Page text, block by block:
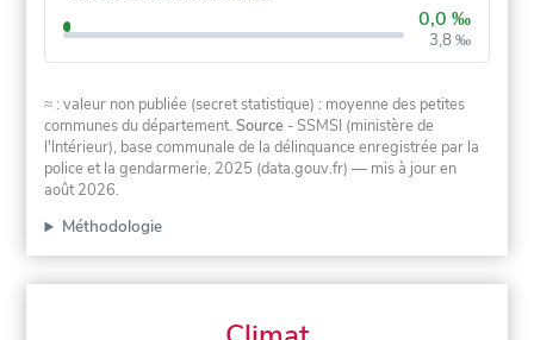
0,0 ‰
3,8 ‰
≈ : valeur non publiée (secret statistique) : moyenne des petites
communes du département.Source - SSMSI (ministère de
l'Intérieur), base communale de la délinquance enregistrée par la
police et la gendarmerie, 2025 (data.gouv.fr) — mis à jour en
août 2026.
Méthodologie